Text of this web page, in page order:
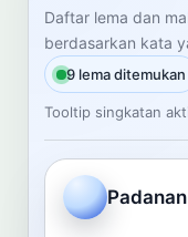
CARI LEMA JAWA
Masukkan
Daftar lema dan
berdasarkan kata
9 lema ditemukan
Tooltip singkatan